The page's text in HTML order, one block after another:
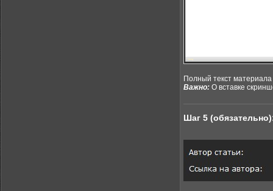
Полный текст
Важно: О вставке
Шаг 5